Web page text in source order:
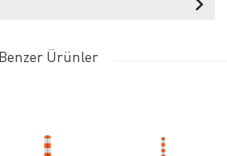
Benzer Ürünler